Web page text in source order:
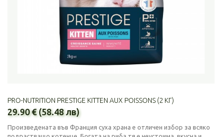
PRO-NUTRITION PRESTIGE KITTEN AUX POISSONS (2 КГ)
29.90 € (58.48 лв)
Произведената във Франция суха храна е отличен избор за всяко